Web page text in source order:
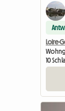
Loire-
10